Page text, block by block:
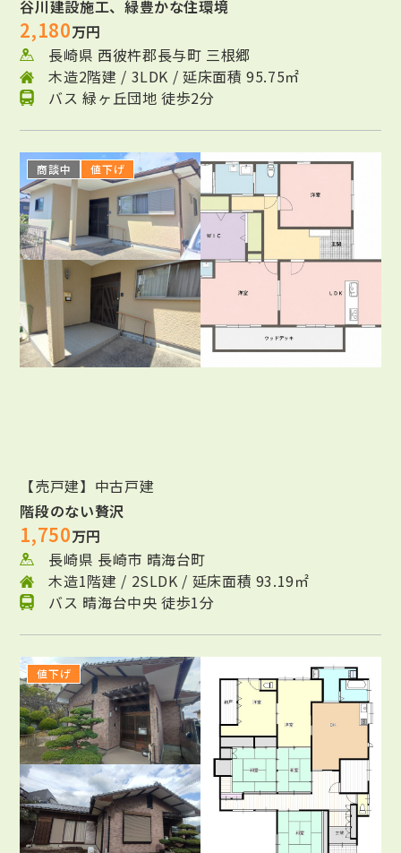
谷川建設施工、緑豊かな住環境
2,180万円
長崎県 西彼杵郡長与町 三根郷
木造2階建 / 3LDK / 延床面積 95.75㎡
バス 緑ヶ丘団地 徒歩2分
商談中 値下げ
【売戸建】中古戸建
階段のない贅沢
1,750万円
長崎県 長崎市 晴海台町
木造1階建 / 2SLDK / 延床面積 93.19㎡
バス 晴海台中央 徒歩1分
値下げ